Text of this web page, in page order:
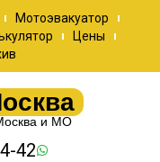
Мотоэвакуатор
Цены
и МО
42